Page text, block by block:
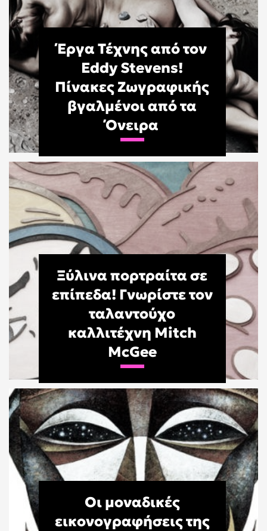
Έργα Τέχνης από τον
Eddy Stevens!
Πίνακες Ζωγραφικής
βγαλμένοι από τα
Όνειρα
Ξύλινα πορτραίτα σε
επίπεδα! Γνωρίστε τον
ταλαντούχο
καλλιτέχνη Mitch
McGee
Οι μοναδικές
εικονογραφήσεις της